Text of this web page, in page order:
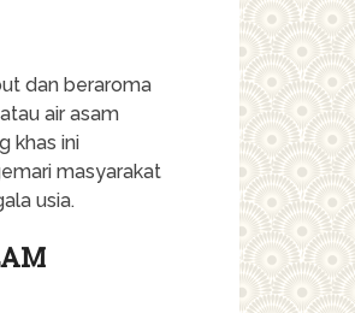
dan beraroma
air asam
khas ini
masyarakat
usia.